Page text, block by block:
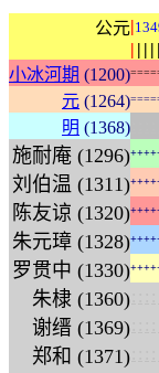
公元|
| | | | |
小冰河期 (1200)====
元 (1264)====
明 (1368)
施耐庵 (1296)++++
刘伯温 (1311)++++
陈友谅 (1320)++++
朱元璋 (1328)++++
罗贯中 (1330)++++
朱棣 (1360)
谢缙 (1369)
郑和 (1371)